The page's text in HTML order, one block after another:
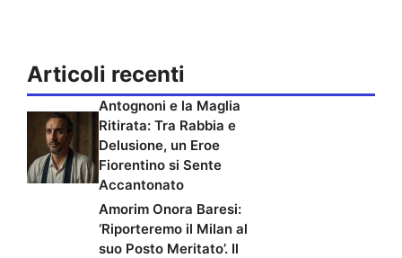
Articoli recenti
Antognoni e la Maglia
Ritirata: Tra Rabbia e
Delusione, un Eroe
Fiorentino si Sente
Accantonato
Amorim Onora Baresi:
‘Riporteremo il Milan al
suo Posto Meritato’. Il